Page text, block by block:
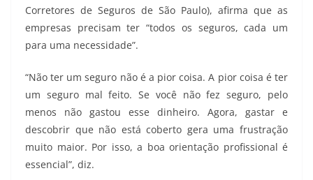
Corretores de Seguros de São Paulo), afirma que as
empresas precisam ter “todos os seguros, cada um
para uma necessidade”.
“Não ter um seguro não é a pior coisa. A pior coisa é ter
um seguro mal feito. Se você não fez seguro, pelo
menos não gastou esse dinheiro. Agora, gastar e
descobrir que não está coberto gera uma frustração
muito maior. Por isso, a boa orientação profissional é
essencial”, diz.